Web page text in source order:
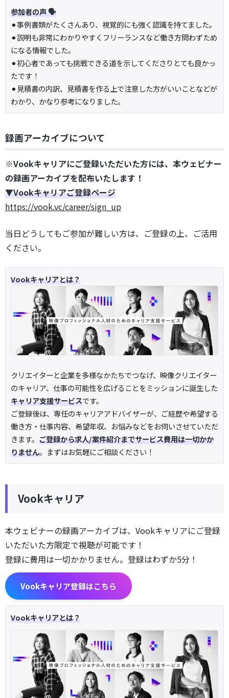
参加者の声 🗣
⚫︎事例書類がたくさんあり、視覚的にも強く認識を持てました。
⚫︎説明も非常にわかりやすくフリーランスなど働き方問わずため
になる情報でした。
⚫︎初心者であっても挑戦できる道を示してくださりとても良かっ
たです！
⚫︎見積書の内訳、見積書を作る上で注意した方がいいことなどが
わかり、かなり参考になりました。
録画アーカイブについて
※Vookキャリアにご登録いただいた方には、本ウェビナー
の録画アーカイブを配布いたします！
▼Vookキャリアご登録ページ
https://vook.vc/career/sign_up
当日どうしてもご参加が難しい方は、ご登録の上、ご活用
ください。
Vookキャリアとは？
クリエイターと企業を多様なかたちでつなげ、映像クリエイター
のキャリア、仕事の可能性を広げることをミッションに誕生した
キャリア支援サービスです。
ご登録後は、専任のキャリアアドバイザーが、ご経歴や希望する
働き方・仕事内容、希望年収、お悩みなどをお伺いさせていただ
きます。 ご登録から求人/案件紹介までサービス費用は一切かか
りません。まずはお気軽にご相談ください！
Vookキャリア
本ウェビナーの録画アーカイブは、Vookキャリアにご登録
いただいた方限定で視聴が可能です！
登録に費用は一切かかりません。登録はわずか5分！
Vookキャリア登録はこちら
Vookキャリアとは？